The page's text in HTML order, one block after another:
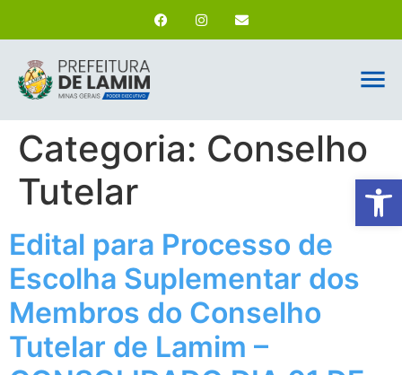
Categoria: Conselho
Tutelar
Edital para Processo de
Escolha Suplementar dos
Membros do Conselho
Tutelar de Lamim –